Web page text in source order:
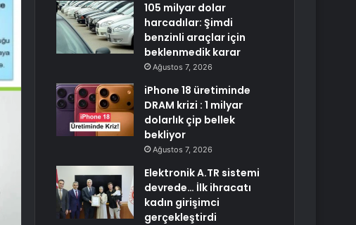
105 milyar dolar
harcadılar: Şimdi
benzinli araçlar için
beklenmedik karar
Ağustos 7, 2026
iPhone 18 üretiminde
DRAM krizi : 1 milyar
dolarlık çip bellek
bekliyor
Ağustos 7, 2026
Elektronik A.TR sistemi
devrede… İlk ihracatı
kadın girişimci
gerçekleştirdi